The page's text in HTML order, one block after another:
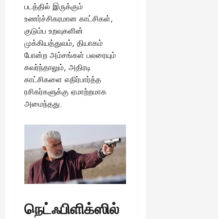
படத்தில் இருக்கும்
உணர்ச்சிகரமான காட்சிகள்,
குடும்ப உறவுகளின்
முக்கியத்துவம், தியாகம்
போன்ற அம்சங்கள் பலரையும்
கவர்ந்தாலும், அதிரடி
காட்சிகளை எதிர்பார்த்த
ரசிகர்களுக்கு ஏமாற்றமாக
அமைந்தது.
நெட்ஃபிளிக்ஸில்